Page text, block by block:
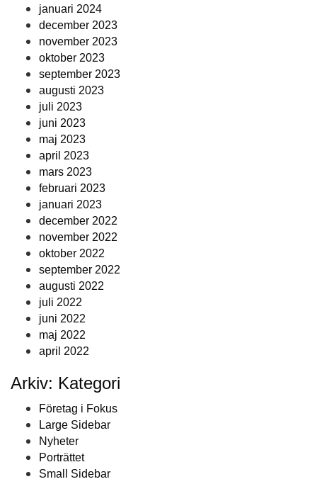
januari 2024
december 2023
november 2023
oktober 2023
september 2023
augusti 2023
juli 2023
juni 2023
maj 2023
april 2023
mars 2023
februari 2023
januari 2023
december 2022
november 2022
oktober 2022
september 2022
augusti 2022
juli 2022
juni 2022
maj 2022
april 2022
Arkiv: Kategori
Företag i Fokus
Large Sidebar
Nyheter
Porträttet
Small Sidebar